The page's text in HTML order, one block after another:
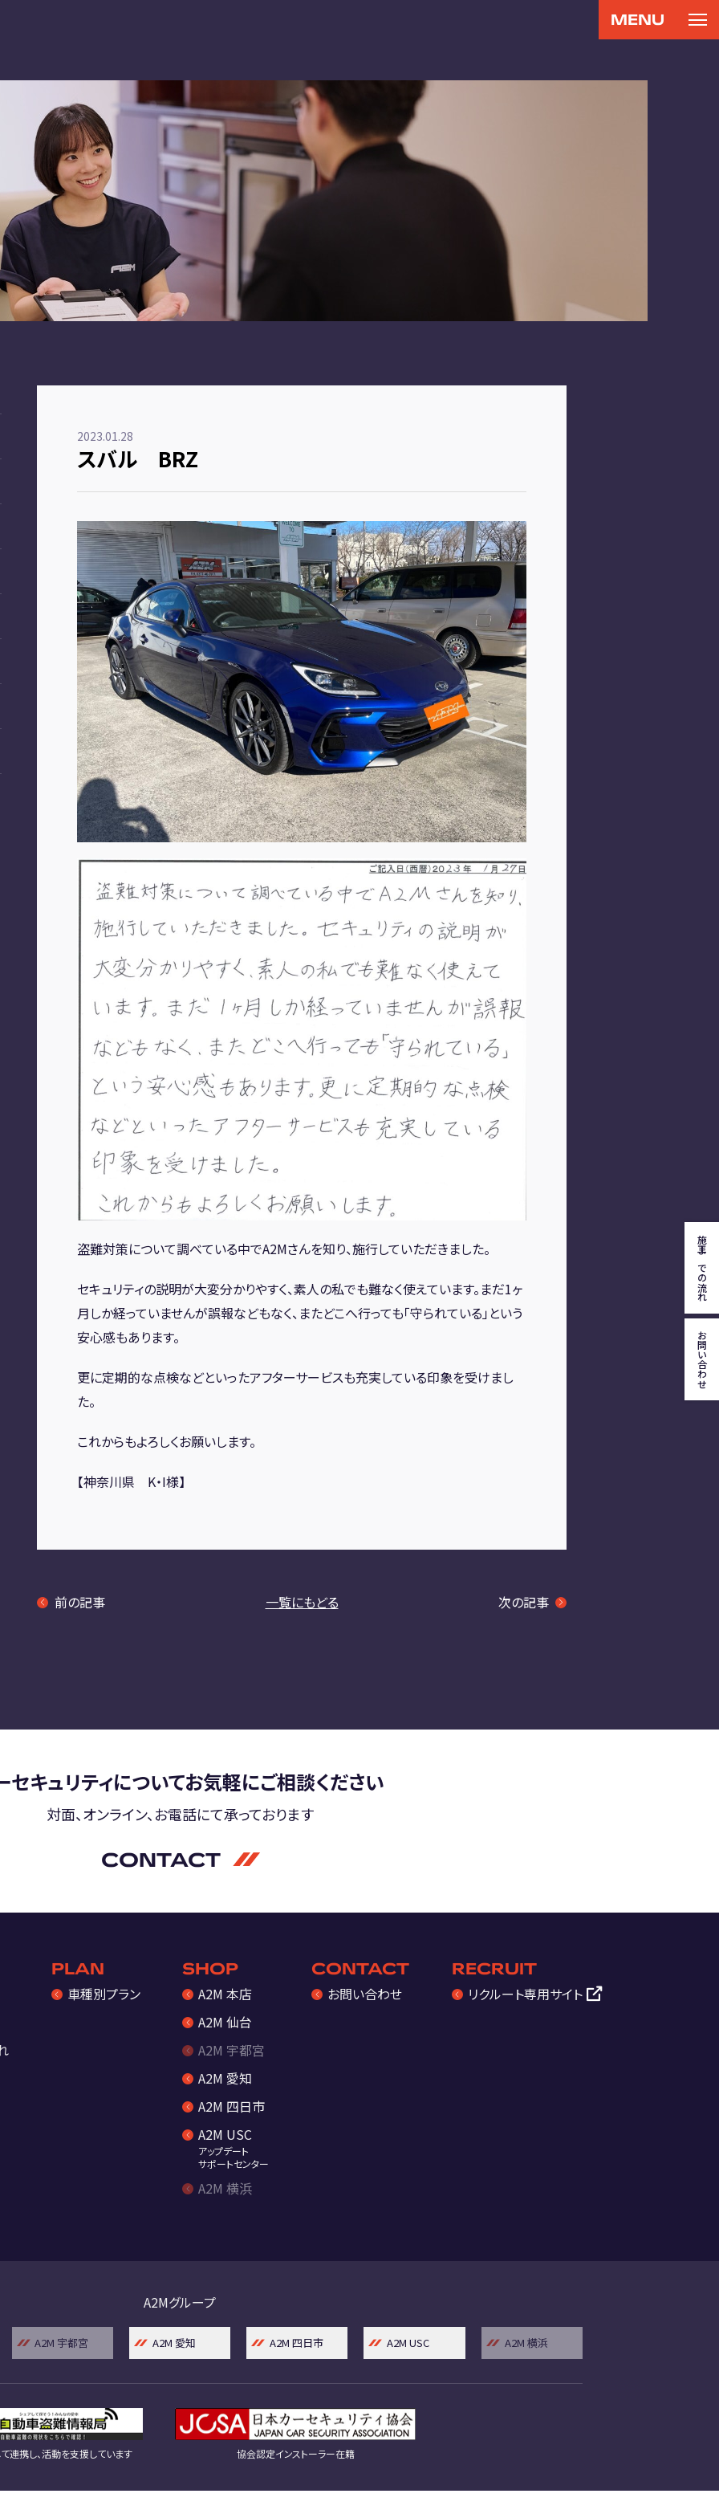
2023.01.28
スバル BRZ
盗難対策について調べている中でA2Mさんを知り、施行していただきました。
セキュリティの説明が大変分かりやすく、素人の私でも難なく使えています。まだ1ヶ
月しか経っていませんが誤報などもなく、またどこへ行っても「守られている」という
安心感もあります。
更に定期的な点検などといったアフターサービスも充実している印象を受けまし
た。
これからもよろしくお願いします。
【神奈川県 K・I様】
前の記事 一覧にもどる 次の記事
セキュリティについてお気軽にご相談ください
対面、オンライン、お電話にて承っております
CONTACT
PLAN
車種別プラン
SHOP
A2M 本店
A2M 仙台
A2M 宇都宮
A2M 愛知
A2M 四日市
A2M USC
アップデート
サポートセンター
A2M 横浜
CONTACT
お問い合わせ
RECRUIT
リクルート専用サイト
A2Mグループ
A2M 宇都宮 A2M 愛知 A2M 四日市 A2M USC A2M 横浜
連携し、活動を支援しています 協会認定インストーラー在籍
MENU
施工までの流れ
お問い合わせ
車種別プラン
A2M 本店
A2M 仙台
A2M 宇都宮
A2M 愛知
A2M USC
アップデート
サポートセンター
A2M 横浜
お問い合わせ
リクルート